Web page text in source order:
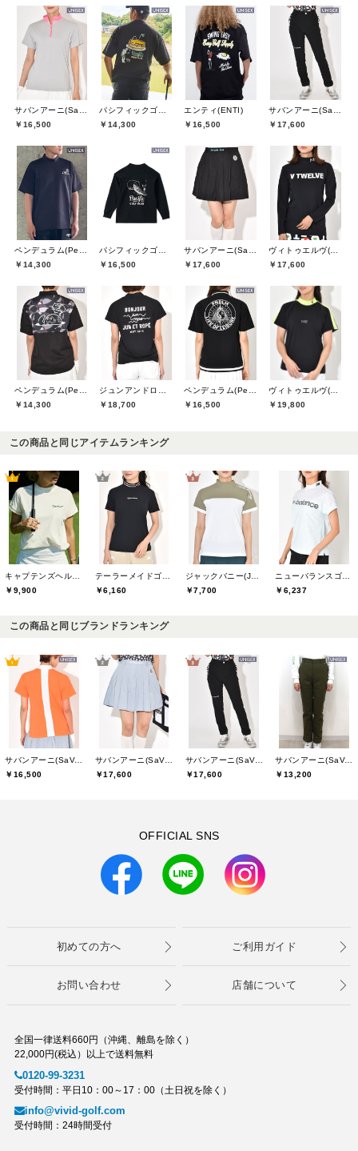
サバンアーニ(SaVaNNI aaNI)
￥16,500
パシフィックゴルフクラブ(Pacific GOLF CLUB)
￥14,300
エンティ(ENTI)
￥16,500
サバンアーニ(SaVaNNI aaNI)
￥17,600
ペンデュラム(Pendulum)
￥14,300
パシフィックゴルフクラブ(Pacific GOLF CLUB)
￥16,500
サバンアーニ(SaVaNNI aaNI)
￥17,600
ヴィトゥエルヴ(V12)
￥17,600
￥14,300
￥18,700
￥16,500
￥19,800
この商品と同じアイテムランキング
￥9,900
￥6,160
￥7,700
￥6,237
この商品と同じブランドランキング
サバンアーニ(SaVaNNI aaNI)
￥16,500
サバンアーニ(SaVaNNI aaNI)
￥17,600
サバンアーニ(SaVaNNI aaNI)
￥17,600
サバンアーニ(SaVaNNI aaNI)
￥13,200
OFFICIAL SNS
初めての方へ ご利用ガイド
お問い合わせ 店舗について
全国一律送料660円（沖縄、離島を除く）
22,000円(税込）以上で送料無料
0120-99-3231
受付時間：平日10：00～17：00（土日祝を除く）
info@vivid-golf.com
受付時間：24時間受付